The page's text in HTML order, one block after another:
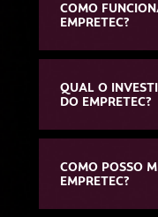
COMO
EMPRETEC?
QUAL O
DO EMPRETEC?
COMO POSSO
EMPRETEC?